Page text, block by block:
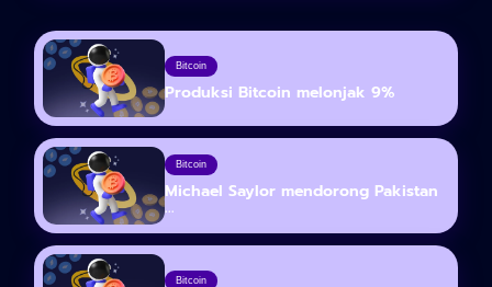
Bitcoin
Produksi Bitcoin melonjak 9%
Bitcoin
Michael Saylor mendorong Pakistan
...
Bitcoin